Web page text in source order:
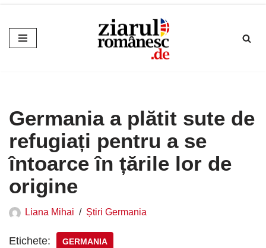
Sari
la
Germania a plătit sute de
refugiați pentru a se
întoarce în țările lor de
origine
Liana Mihai Știri Germania
Etichete: GERMANIA